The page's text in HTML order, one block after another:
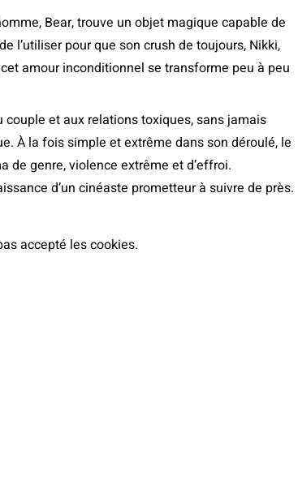
Bear, trouve un objet magique capable de
l’utiliser pour que son crush de toujours, Nikki,
amour inconditionnel se transforme peu à peu
et aux relations toxiques, sans jamais
À la fois simple et extrême dans son déroulé, le
de genre, violence extrême et d’effroi.
d’un cinéaste prometteur à suivre de près.
accepté les cookies.